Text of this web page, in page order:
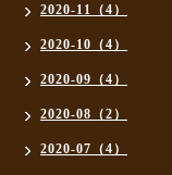
2020-11（4）
2020-10（4）
2020-09（4）
2020-08（2）
2020-07（4）